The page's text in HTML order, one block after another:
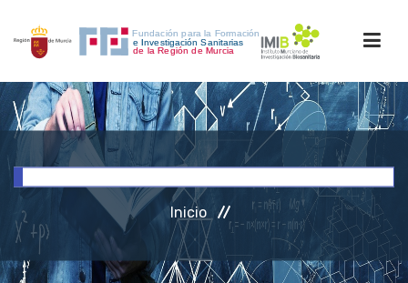
INICIO
INVESTIGACIÓN
Inicio